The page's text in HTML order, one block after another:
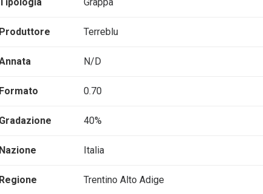
Produttore Terreblu
N/D
Formato 0.70
Gradazione 40%
Nazione Italia
Regione Trentino Alto Adige